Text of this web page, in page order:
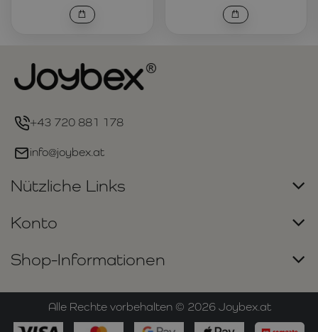
+43 720 881 178
info@joybex.at
Nützliche Links
Konto
Shop-Informationen
Alle Rechte vorbehalten © 2026 Joybex.at